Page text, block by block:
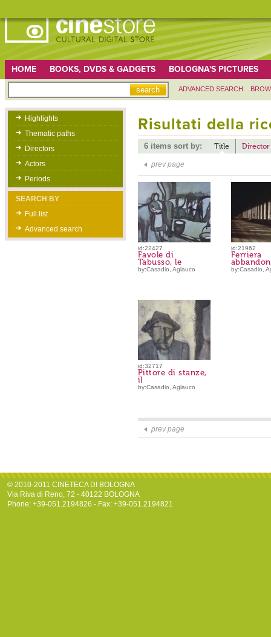
HOME BOOKS, DVDS & GADGETS BOLOGNA'S PICTURES
ADVANCED SEARCH
Highlights
Thematic paths
Directors
Actors
Periods
SEARCH BY
Full list
Advanced search
Risultati della
6 items sort by: Title Director
prev page
id:22427
Favole di
Tabusso, le
by:Casadio, Aglauco
id:21962
Ferriera
by:Casadio,
id:32717
Pittore di stanze,
il
by:Casadio, Aglauco
prev page
© 2010-2011 CINETECA DI BOLOGNA
Via Riva di Reno, 72 - 40122 BOLOGNA
Phone: +39-051.2194826 - Fax: +39-051.2194821